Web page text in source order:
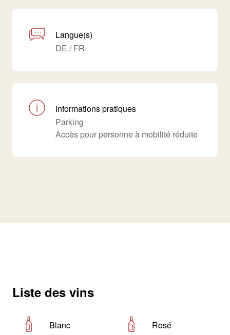
Langue(s)
DE / FR
Informations pratiques
Parking
Accès pour personne à mobilité réduite
Liste des vins
Blanc
Rosé